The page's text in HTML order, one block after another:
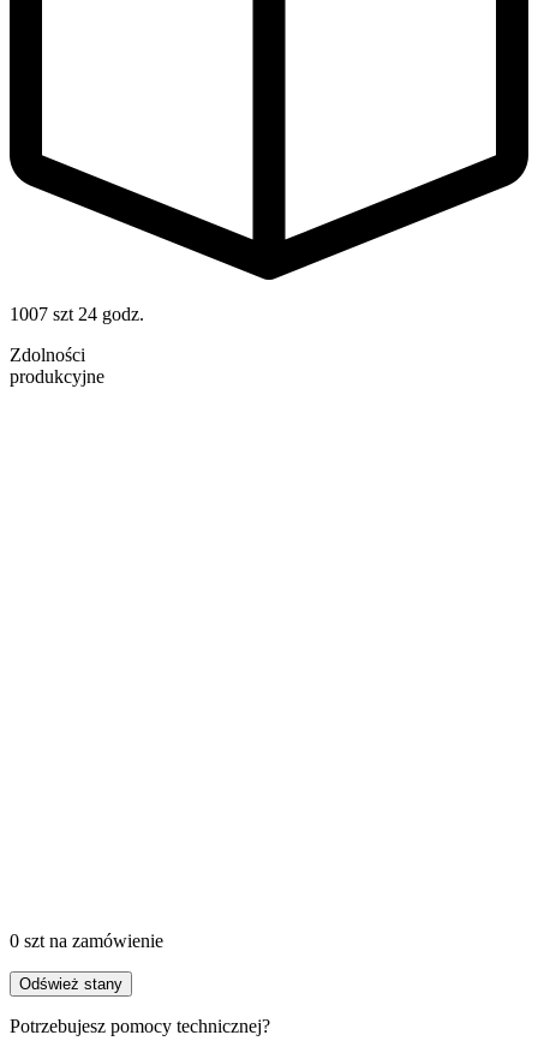
1007 szt24 godz.
Zdolności
produkcyjne
0 sztna zamówienie
Odśwież stany
Potrzebujesz pomocy technicznej?